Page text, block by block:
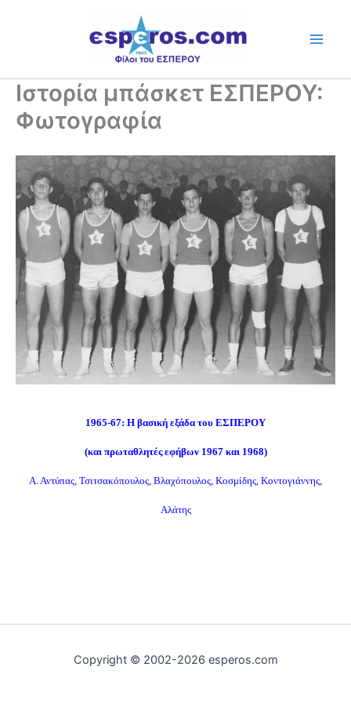
Ιστορία μπάσκετ ΕΣΠΕΡΟΥ:
Φωτογραφία
1965-67: Η βασική εξάδα του ΕΣΠΕΡΟΥ
(και πρωταθλητές εφήβων 1967 και 1968)
Α. Αντύπας, Τσιτσακόπουλος, Βλαχόπουλος, Κοσμίδης, Κοντογιάννης,
Αλάτης
Copyright © 2002-2026 esperos.com